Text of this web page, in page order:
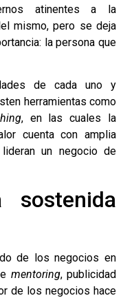
atinentes a la
mismo, pero se deja
la persona que
de cada uno y
herramientas como
, en las cuales la
cuenta con amplia
un negocio de
sostenida
de los negocios en
mentoring, publicidad
de los negocios hace